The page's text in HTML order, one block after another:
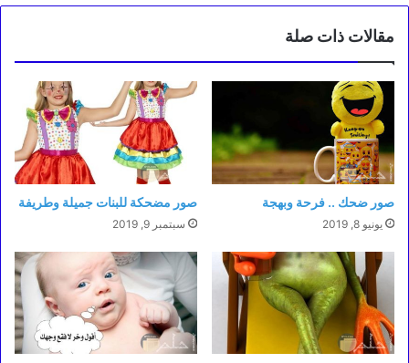
مقالات ذات صلة
صور ضحك .. فرحة وبهجة
يونيو 8, 2019
صور مضحكة للبنات جميلة وطريفة
سبتمبر 9, 2019